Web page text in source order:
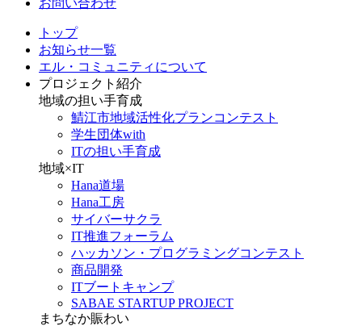
トップ
お知らせ一覧
エル・コミュニティについて
プロジェクト紹介
地域の担い手育成
鯖江市地域活性化プランコンテスト
学生団体with
ITの担い手育成
地域×IT
Hana道場
Hana工房
サイバーサクラ
IT推進フォーラム
ハッカソン・プログラミングコンテスト
商品開発
ITブートキャンプ
SABAE STARTUP PROJECT
まちなか賑わい